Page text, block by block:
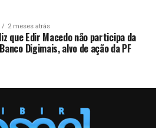
2 meses atrás
que Edir Macedo não participa da
Digimais, alvo de ação da PF